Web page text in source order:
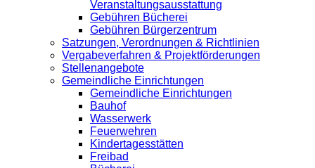
Veranstaltungsausstattung
Gebühren Bücherei
Gebühren Bürgerzentrum
Satzungen, Verordnungen & Richtlinien
Vergabeverfahren & Projektförderungen
Stellenangebote
Gemeindliche Einrichtungen
Gemeindliche Einrichtungen
Bauhof
Wasserwerk
Feuerwehren
Kindertagesstätten
Freibad